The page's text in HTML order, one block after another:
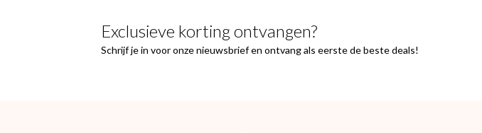
Exclusieve korting ontvangen?
Schrijf je in voor onze nieuwsbrief en ontvang als eerste de beste deals!